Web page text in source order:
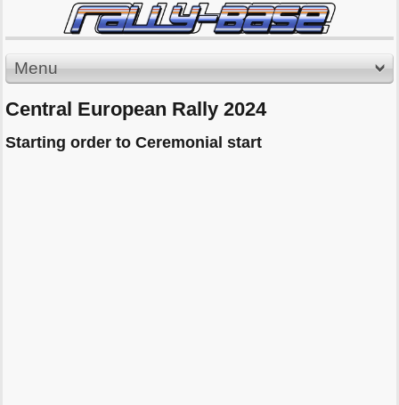
Menu
Central European Rally 2024
Starting order to Ceremonial start